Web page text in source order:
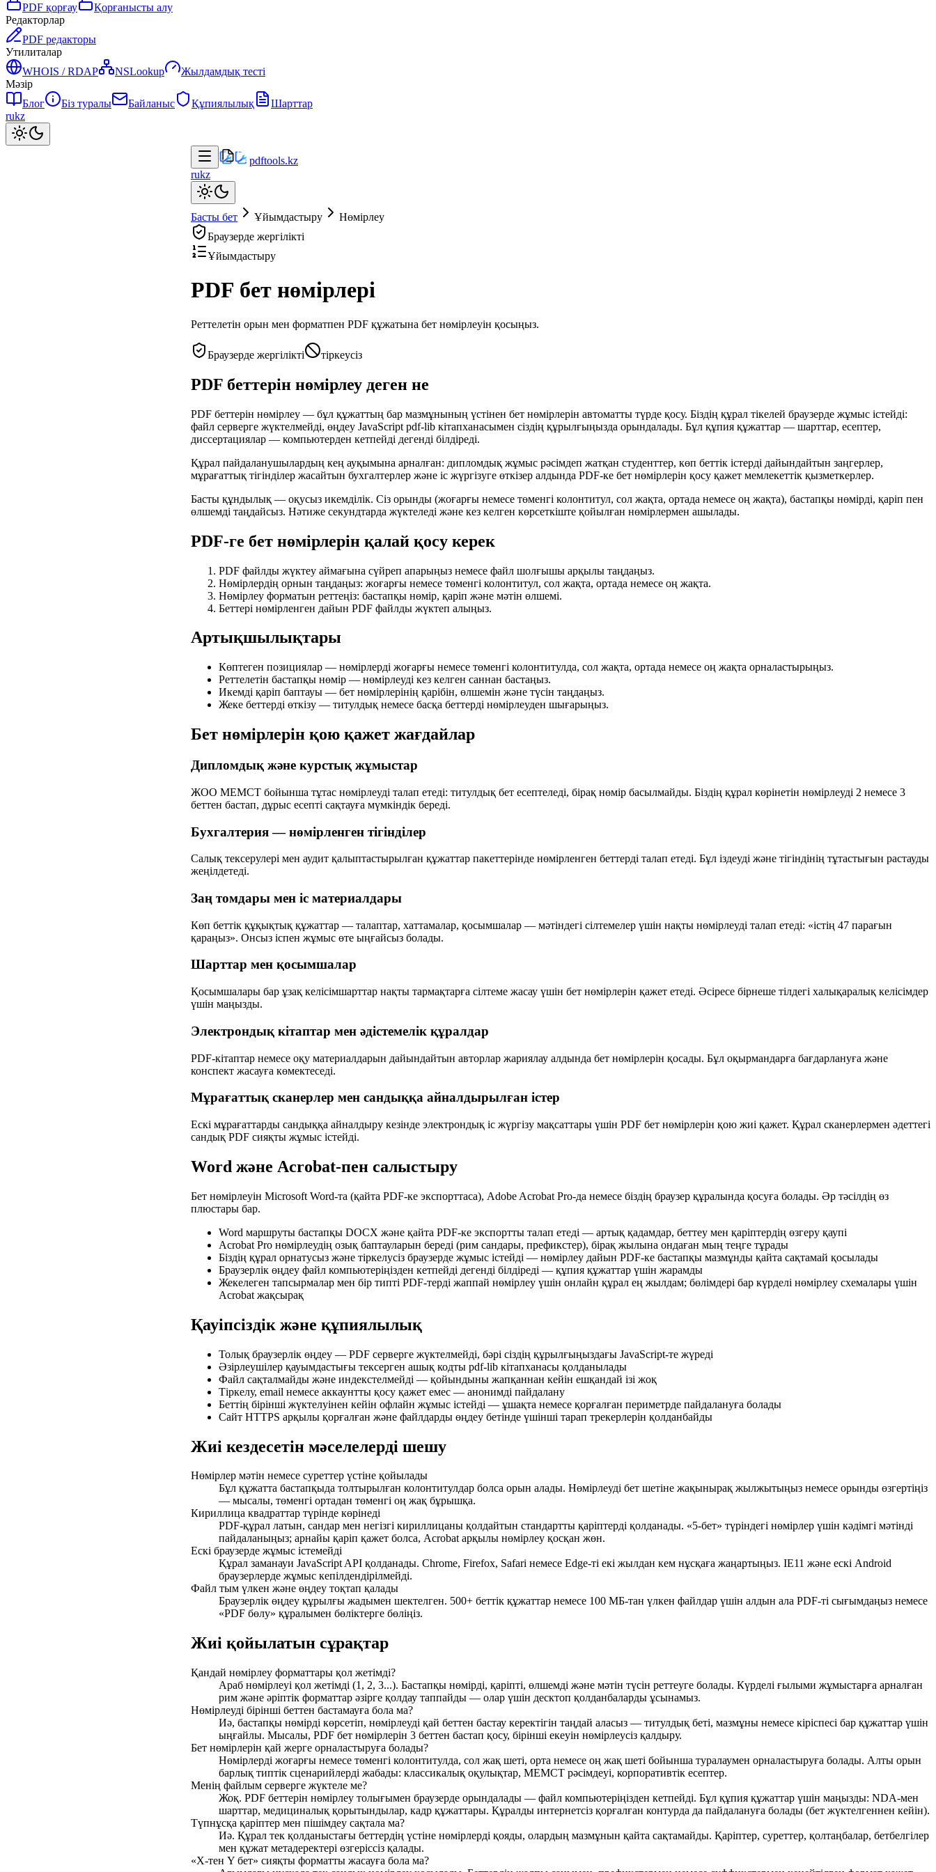
PDF қорғау
Қорғанысты алу
Редакторлар
PDF редакторы
Утилиталар
WHOIS / RDAP
NSLookup
Жылдамдық тесті
Мәзір
Блог
Біз туралы Байланыс Құпиялылық
Шарттар
rukz
pdftools.kz
rukz
Басты бет Ұйымдастыру
Нөмірлеу
Браузерде жергілікті
Ұйымдастыру
PDF бет нөмірлері
Реттелетін орын мен форматпен PDF құжатына бет нөмірлеуін қосыңыз.
Браузерде жергілікті тіркеусіз
PDF беттерін нөмірлеу деген не
PDF беттерін нөмірлеу — бұл құжаттың бар мазмұнының үстінен бет нөмірлерін автоматты түрде қосу. Біздің құрал тікелей браузерде жұмыс істейді:
файл серверге жүктелмейді, өңдеу JavaScript pdf-lib кітапханасымен сіздің құрылғыңызда орындалады. Бұл құпия құжаттар — шарттар, есептер,
диссертациялар — компьютерден кетпейді дегенді білдіреді.
Құрал пайдаланушылардың кең ауқымына арналған: дипломдық жұмыс рәсімдеп жатқан студенттер, көп беттік істерді дайындайтын заңгерлер,
мұрағаттық тігінділер жасайтын бухгалтерлер және іс жүргізуге өткізер алдында PDF-ке бет нөмірлерін қосу қажет мемлекеттік қызметкерлер.
Басты құндылық — оқусыз икемділік. Сіз орынды (жоғарғы немесе төменгі колонтитул, сол жақта, ортада немесе оң жақта), бастапқы нөмірді, қаріп пен
өлшемді таңдайсыз. Нәтиже секундтарда жүктеледі және кез келген көрсеткіште қойылған нөмірлермен ашылады.
PDF-ге бет нөмірлерін қалай қосу керек
PDF файлды жүктеу аймағына сүйреп апарыңыз немесе файл шолғышы арқылы таңдаңыз.
Нөмірлердің орнын таңдаңыз: жоғарғы немесе төменгі колонтитул, сол жақта, ортада немесе оң жақта.
Нөмірлеу форматын реттеңіз: бастапқы нөмір, қаріп және мәтін өлшемі.
Беттері нөмірленген дайын PDF файлды жүктеп алыңыз.
Артықшылықтары
Көптеген позициялар — нөмірлерді жоғарғы немесе төменгі колонтитулда, сол жақта, ортада немесе оң жақта орналастырыңыз.
Реттелетін бастапқы нөмір — нөмірлеуді кез келген саннан бастаңыз.
Икемді қаріп баптауы — бет нөмірлерінің қарібін, өлшемін және түсін таңдаңыз.
Жеке беттерді өткізу — титулдық немесе басқа беттерді нөмірлеуден шығарыңыз.
Бет нөмірлерін қою қажет жағдайлар
Дипломдық және курстық жұмыстар
ЖОО МЕМСТ бойынша тұтас нөмірлеуді талап етеді: титулдық бет есептеледі, бірақ нөмір басылмайды. Біздің құрал көрінетін нөмірлеуді 2 немесе 3
беттен бастап, дұрыс есепті сақтауға мүмкіндік береді.
Бухгалтерия — нөмірленген тігінділер
Салық тексерулері мен аудит қалыптастырылған құжаттар пакеттерінде нөмірленген беттерді талап етеді. Бұл іздеуді және тігіндінің тұтастығын растауды
жеңілдетеді.
Заң томдары мен іс материалдары
Көп беттік құқықтық құжаттар — талаптар, хаттамалар, қосымшалар — мәтіндегі сілтемелер үшін нақты нөмірлеуді талап етеді: «істің 47 парағын
қараңыз». Онсыз іспен жұмыс өте ыңғайсыз болады.
Шарттар мен қосымшалар
Қосымшалары бар ұзақ келісімшарттар нақты тармақтарға сілтеме жасау үшін бет нөмірлерін қажет етеді. Әсіресе бірнеше тілдегі халықаралық келісімдер
үшін маңызды.
Электрондық кітаптар мен әдістемелік құралдар
PDF-кітаптар немесе оқу материалдарын дайындайтын авторлар жариялау алдында бет нөмірлерін қосады. Бұл оқырмандарға бағдарлануға және
конспект жасауға көмектеседі.
Мұрағаттық сканерлер мен сандыққа айналдырылған істер
Ескі мұрағаттарды сандыққа айналдыру кезінде электрондық іс жүргізу мақсаттары үшін PDF бет нөмірлерін қою жиі қажет. Құрал сканерлермен әдеттегі
сандық PDF сияқты жұмыс істейді.
Word және Acrobat-пен салыстыру
Бет нөмірлеуін Microsoft Word-та (қайта PDF-ке экспорттаса), Adobe Acrobat Pro-да немесе біздің браузер құралында қосуға болады. Әр тәсілдің өз
плюстары бар.
Word маршруты бастапқы DOCX және қайта PDF-ке экспортты талап етеді — артық қадамдар, беттеу мен қаріптердің өзгеру қаупі
Acrobat Pro нөмірлеудің озық баптауларын береді (рим сандары, префикстер), бірақ жылына ондаған мың теңге тұрады
Біздің құрал орнатусыз және тіркелусіз браузерде жұмыс істейді — нөмірлеу дайын PDF-ке бастапқы мазмұнды қайта сақтамай қосылады
Браузерлік өңдеу файл компьютеріңізден кетпейді дегенді білдіреді — құпия құжаттар үшін жарамды
Жекелеген тапсырмалар мен бір типті PDF-терді жаппай нөмірлеу үшін онлайн құрал ең жылдам; бөлімдері бар күрделі нөмірлеу схемалары үшін
Acrobat жақсырақ
Қауіпсіздік және құпиялылық
Толық браузерлік өңдеу — PDF серверге жүктелмейді, бәрі сіздің құрылғыңыздағы JavaScript-те жүреді
Әзірлеушілер қауымдастығы тексерген ашық кодты pdf-lib кітапханасы қолданылады
Файл сақталмайды және индекстелмейді — қойындыны жапқаннан кейін ешқандай ізі жоқ
Тіркелу, email немесе аккаунтты қосу қажет емес — анонимді пайдалану
Беттің бірінші жүктелуінен кейін офлайн жұмыс істейді — ұшақта немесе қорғалған периметрде пайдалануға болады
Сайт HTTPS арқылы қорғалған және файлдарды өңдеу бетінде үшінші тарап трекерлерін қолданбайды
Жиі кездесетін мәселелерді шешу
Нөмірлер мәтін немесе суреттер үстіне қойылады
Бұл құжатта бастапқыда толтырылған колонтитулдар болса орын алады. Нөмірлеуді бет шетіне жақынырақ жылжытыңыз немесе орынды өзгертіңіз
— мысалы, төменгі ортадан төменгі оң жақ бұрышқа.
Кириллица квадраттар түрінде көрінеді
PDF-құрал латын, сандар мен негізгі кириллицаны қолдайтын стандартты қаріптерді қолданады. «5-бет» түріндегі нөмірлер үшін кәдімгі мәтінді
пайдаланыңыз; арнайы қаріп қажет болса, Acrobat арқылы нөмірлеу қосқан жөн.
Ескі браузерде жұмыс істемейді
Құрал заманауи JavaScript API қолданады. Chrome, Firefox, Safari немесе Edge-ті екі жылдан кем нұсқаға жаңартыңыз. IE11 және ескі Android
браузерлерде жұмыс кепілдендірілмейді.
Файл тым үлкен және өңдеу тоқтап қалады
Браузерлік өңдеу құрылғы жадымен шектелген. 500+ беттік құжаттар немесе 100 МБ-тан үлкен файлдар үшін алдын ала PDF-ті сығымдаңыз немесе
«PDF бөлу» құралымен бөліктерге бөліңіз.
Жиі қойылатын сұрақтар
Қандай нөмірлеу форматтары қол жетімді?
Араб нөмірлеуі қол жетімді (1, 2, 3...). Бастапқы нөмірді, қаріпті, өлшемді және мәтін түсін реттеуге болады. Күрделі ғылыми жұмыстарға арналған
рим және әріптік форматтар әзірге қолдау таппайды — олар үшін десктоп қолданбаларды ұсынамыз.
Нөмірлеуді бірінші беттен бастамауға бола ма?
Иә, бастапқы нөмірді көрсетіп, нөмірлеуді қай беттен бастау керектігін таңдай аласыз — титулдық беті, мазмұны немесе кіріспесі бар құжаттар үшін
ыңғайлы. Мысалы, PDF бет нөмірлерін 3 беттен бастап қосу, бірінші екеуін нөмірлеусіз қалдыру.
Бет нөмірлерін қай жерге орналастыруға болады?
Нөмірлерді жоғарғы немесе төменгі колонтитулда, сол жақ шеті, орта немесе оң жақ шеті бойынша туралаумен орналастыруға болады. Алты орын
барлық типтік сценарийлерді жабады: классикалық оқулықтар, МЕМСТ рәсімдеуі, корпоративтік есептер.
Менің файлым серверге жүктеле ме?
Жоқ. PDF беттерін нөмірлеу толығымен браузерде орындалады — файл компьютеріңізден кетпейді. Бұл құпия құжаттар үшін маңызды: NDA-мен
шарттар, медициналық қорытындылар, кадр құжаттары. Құралды интернетсіз қорғалған контурда да пайдалануға болады (бет жүктелгеннен кейін).
Түпнұсқа қаріптер мен пішімдеу сақтала ма?
Иә. Құрал тек қолданыстағы беттердің үстіне нөмірлерді қояды, олардың мазмұнын қайта сақтамайды. Қаріптер, суреттер, қолтаңбалар, бетбелгілер
мен құжат метадеректері өзгеріссіз қалады.
«X-тен Y бет» сияқты форматты жасауға бола ма?